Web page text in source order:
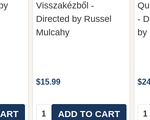
Visszakézből -
Directed by Russel
Mulcahy
$15.99
Quantity:ADD TO CART
-
by